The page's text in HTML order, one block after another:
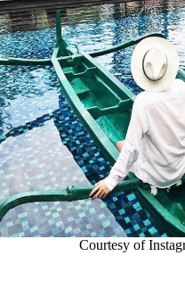
Courtesy of